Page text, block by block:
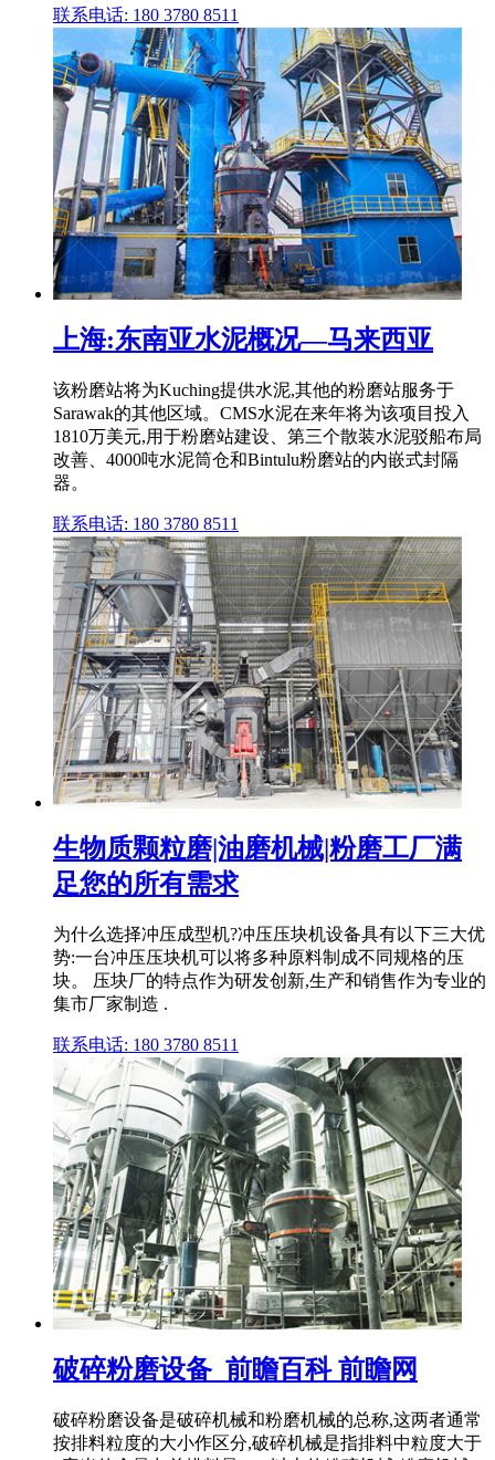
联系电话: 180 3780 8511
上海:东南亚水泥概况—马来西亚
该粉磨站将为Kuching提供水泥,其他的粉磨站服务于
Sarawak的其他区域。CMS水泥在来年将为该项目投入
1810万美元,用于粉磨站建设、第三个散装水泥驳船布局
改善、4000吨水泥筒仓和Bintulu粉磨站的内嵌式封隔
器。
联系电话: 180 3780 8511
生物质颗粒磨|油磨机械|粉磨工厂满
足您的所有需求
为什么选择冲压成型机?冲压压块机设备具有以下三大优
势:一台冲压压块机可以将多种原料制成不同规格的压
块。 压块厂的特点作为研发创新,生产和销售作为专业的
集市厂家制造 .
联系电话: 180 3780 8511
破碎粉磨设备_前瞻百科 前瞻网
破碎粉磨设备是破碎机械和粉磨机械的总称,这两者通常
按排料粒度的大小作区分,破碎机械是指排料中粒度大于